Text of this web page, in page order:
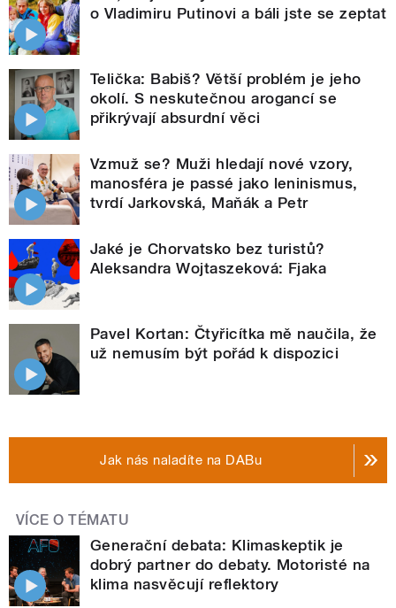
o Vladimiru Putinovi a báli jste se zeptat
Telička: Babiš? Větší problém je jeho
okolí. S neskutečnou arogancí se
přikrývají absurdní věci
Vzmuž se? Muži hledají nové vzory,
manosféra je passé jako leninismus,
tvrdí Jarkovská, Maňák a Petr
Jaké je Chorvatsko bez turistů?
Aleksandra Wojtaszeková: Fjaka
Pavel Kortan: Čtyřicítka mě naučila, že
už nemusím být pořád k dispozici
Jak nás naladíte na DABu
VÍCE O TÉMATU
Generační debata: Klimaskeptik je
dobrý partner do debaty. Motoristé na
klima nasvěcují reflektory